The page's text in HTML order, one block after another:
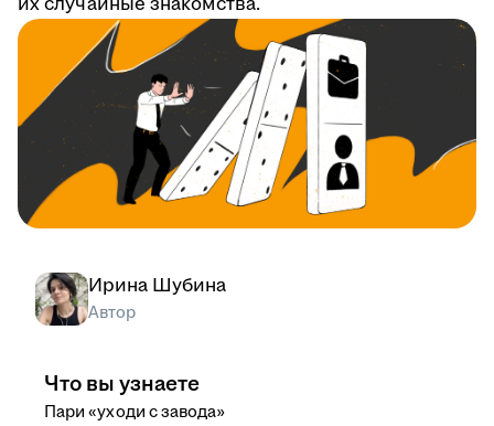
Ирина Шубина
Автор
Что вы узнаете
Пари «уходи с завода»